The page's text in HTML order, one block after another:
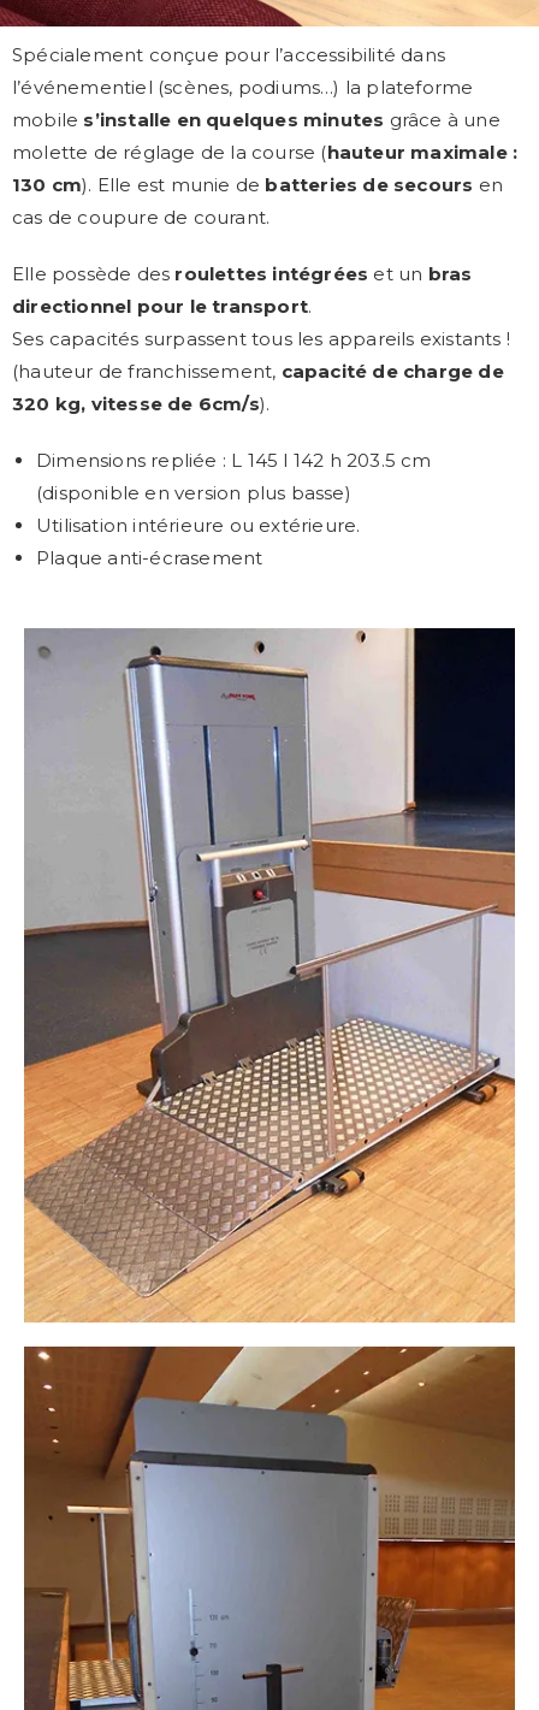
Spécialement conçue pour l’accessibilité dans
l’événementiel (scènes, podiums…) la plateforme
mobile s’installe en quelques minutes grâce à une
molette de réglage de la course (hauteur maximale :
130 cm). Elle est munie de batteries de secours en
cas de coupure de courant.
Elle possède des roulettes intégrées et un bras
directionnel pour le transport.
Ses capacités surpassent tous les appareils existants !
(hauteur de franchissement, capacité de charge de
320 kg, vitesse de 6cm/s).
Dimensions repliée : L 145 l 142 h 203.5 cm
(disponible en version plus basse)
Utilisation intérieure ou extérieure.
Plaque anti-écrasement